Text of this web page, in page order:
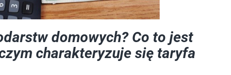
domowych? Co to jest
charakteryzuje się taryfa